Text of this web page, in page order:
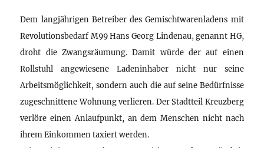
Dem langjährigen Betreiber des Gemischtwarenladens mit
Revolutionsbedarf M99 Hans Georg Lindenau, genannt HG,
droht die Zwangsräumung. Damit würde der auf einen
Rollstuhl angewiesene Ladeninhaber nicht nur seine
Arbeitsmöglichkeit, sondern auch die auf seine Bedürfnisse
zugeschnittene Wohnung verlieren. Der Stadtteil Kreuzberg
verlöre einen Anlaufpunkt, an dem Menschen nicht nach
ihrem Einkommen taxiert werden.